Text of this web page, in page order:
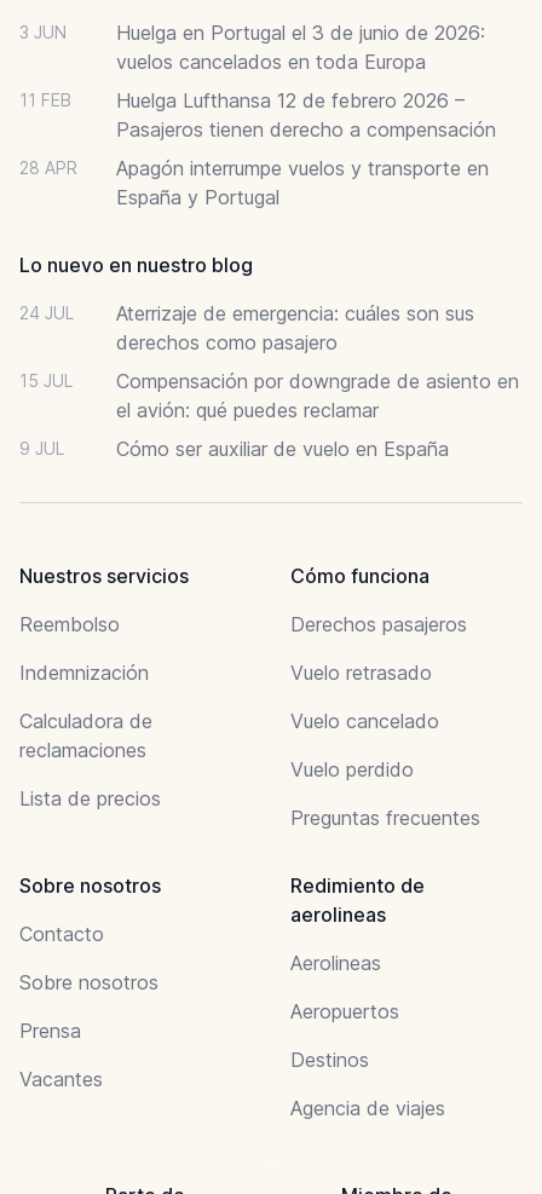
3 JUN
Huelga en Portugal el 3 de junio de 2026:
vuelos cancelados en toda Europa
11 FEB
Huelga Lufthansa 12 de febrero 2026 –
Pasajeros tienen derecho a compensación
28 APR
Apagón interrumpe vuelos y transporte en
España y Portugal
Lo nuevo en nuestro blog
24 JUL
Aterrizaje de emergencia: cuáles son sus
derechos como pasajero
15 JUL
Compensación por downgrade de asiento en
el avión: qué puedes reclamar
9 JUL Cómo ser auxiliar de vuelo en España
Nuestros servicios
Reembolso
Indemnización
Calculadora de
reclamaciones
Lista de precios
Cómo funciona
Derechos pasajeros
Vuelo retrasado
Vuelo cancelado
Vuelo perdido
Preguntas frecuentes
Sobre nosotros
Contacto
Sobre nosotros
Prensa
Vacantes
Redimiento de
aerolineas
Aerolineas
Aeropuertos
Destinos
Agencia de viajes